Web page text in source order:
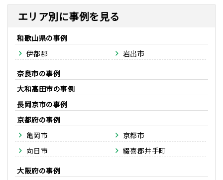
エリア別に事例を見る
和歌山県
伊都郡
岩出市
奈良市
大和高田市
長岡京市
京都府
亀岡市
京都市
向日市
綴喜郡井手町
大阪府